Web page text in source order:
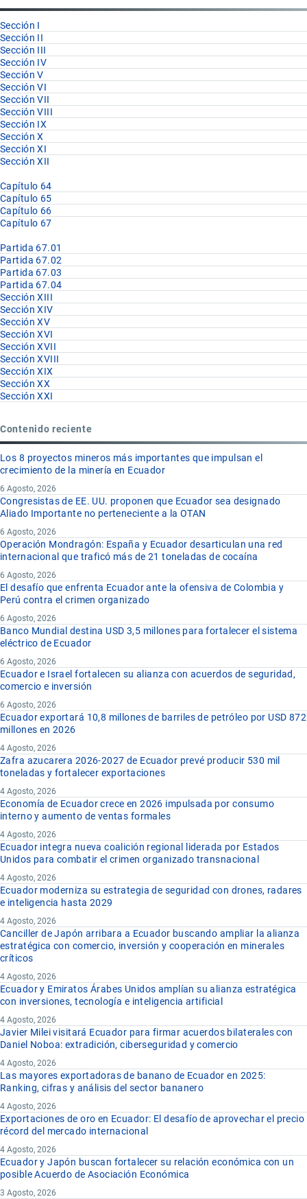
67
Sección I
Sección II
Sección III
Sección IV
Sección V
Sección VI
Sección VII
Sección VIII
Sección IX
Sección X
Sección XI
Sección XII
Capítulo 64
Capítulo 65
Capítulo 66
Capítulo 67
Partida 67.01
Partida 67.02
Partida 67.03
Partida 67.04
Sección XIII
Sección XIV
Sección XV
Sección XVI
Sección XVII
Sección XVIII
Sección XIX
Sección XX
Sección XXI
Contenido reciente
Los 8 proyectos mineros más importantes que impulsan el
crecimiento de la minería en Ecuador
6 Agosto, 2026
Congresistas de EE. UU. proponen que Ecuador sea designado
Aliado Importante no perteneciente a la OTAN
6 Agosto, 2026
Operación Mondragón: España y Ecuador desarticulan una red
internacional que traficó más de 21 toneladas de cocaína
6 Agosto, 2026
El desafío que enfrenta Ecuador ante la ofensiva de Colombia y
Perú contra el crimen organizado
6 Agosto, 2026
Banco Mundial destina USD 3,5 millones para fortalecer el sistema
eléctrico de Ecuador
6 Agosto, 2026
Ecuador e Israel fortalecen su alianza con acuerdos de seguridad,
comercio e inversión
6 Agosto, 2026
Ecuador exportará 10,8 millones de barriles de petróleo por USD 872
millones en 2026
4 Agosto, 2026
Zafra azucarera 2026-2027 de Ecuador prevé producir 530 mil
toneladas y fortalecer exportaciones
4 Agosto, 2026
Economía de Ecuador crece en 2026 impulsada por consumo
interno y aumento de ventas formales
4 Agosto, 2026
Ecuador integra nueva coalición regional liderada por Estados
Unidos para combatir el crimen organizado transnacional
4 Agosto, 2026
Ecuador moderniza su estrategia de seguridad con drones, radares
e inteligencia hasta 2029
4 Agosto, 2026
Canciller de Japón arribara a Ecuador buscando ampliar la alianza
estratégica con comercio, inversión y cooperación en minerales
críticos
4 Agosto, 2026
Ecuador y Emiratos Árabes Unidos amplían su alianza estratégica
con inversiones, tecnología e inteligencia artificial
4 Agosto, 2026
Javier Milei visitará Ecuador para firmar acuerdos bilaterales con
Daniel Noboa: extradición, ciberseguridad y comercio
4 Agosto, 2026
Las mayores exportadoras de banano de Ecuador en 2025:
Ranking, cifras y análisis del sector bananero
4 Agosto, 2026
Exportaciones de oro en Ecuador: El desafío de aprovechar el precio
récord del mercado internacional
4 Agosto, 2026
Ecuador y Japón buscan fortalecer su relación económica con un
posible Acuerdo de Asociación Económica
3 Agosto, 2026